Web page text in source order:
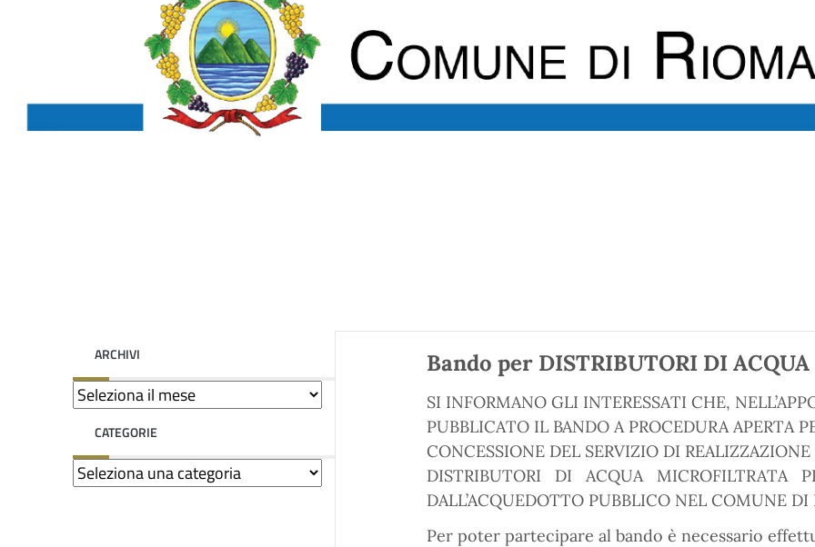
ARCHIVI
CATEGORIE
Bando per DISTRIBUTORI DI
SI INFORMANO GLI INTERESSATI CHE,
PUBBLICATO IL BANDO A PROCEDURA APERTA
CONCESSIONE DEL SERVIZIO DI
DISTRIBUTORI DI ACQUA MICROFILTRATA
DALL’ACQUEDOTTO PUBBLICO NEL COMUNE DI
Per poter partecipare al bando è necessario